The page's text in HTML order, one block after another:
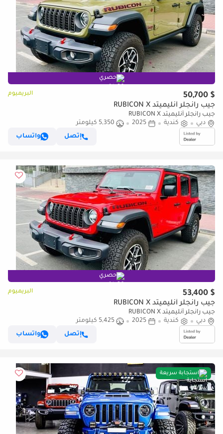
حصري
$ 50,700 البريميوم
جيب رانجلر أنليميتد RUBICON X
جيب رانجلر أنليميتد RUBICON X
دبي
كندية 2025
5,350 كيلومتر
إتصل
واتساب
حصري
$ 53,400 البريميوم
جيب رانجلر أنليميتد RUBICON X
جيب رانجلر أنليميتد RUBICON X
دبي
كندية 2025
5,425 كيلومتر
إتصل
واتساب
استجابة سريعة